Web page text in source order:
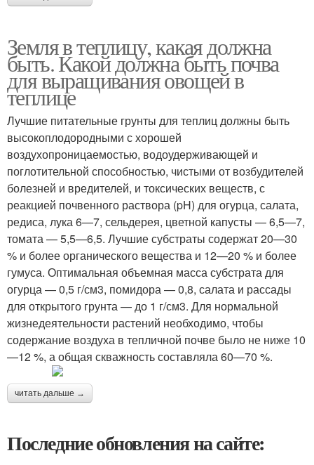
Земля в теплицу, какая должна
быть. Какой должна быть почва
для выращивания овощей в
теплице
Лучшие питательные грунты для теплиц должны быть
высокоплодородными с хорошей
воздухопроницаемостью, водоудерживающей и
поглотительной способностью, чистыми от возбудителей
болезней и вредителей, и токсических веществ, с
реакцией почвенного раствора (pH) для огурца, салата,
редиса, лука 6—7, сельдерея, цветной капусты — 6,5—7,
томата — 5,5—6,5. Лучшие субстраты содержат 20—30
% и более органического вещества и 12—20 % и более
гумуса. Оптимальная объемная масса субстрата для
огурца — 0,5 г/см3, помидора — 0,8, салата и рассады
для открытого грунта — до 1 г/см3. Для нормальной
жизнедеятельности растений необходимо, чтобы
содержание воздуха в тепличной почве было не ниже 10
—12 %, а общая скважность составляла 60—70 %.
читать дальше →
Последние обновления на сайте: